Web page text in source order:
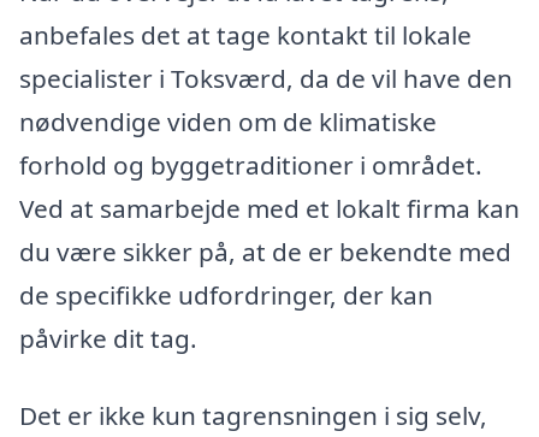
anbefales det at tage kontakt til lokale
specialister i Toksværd, da de vil have den
nødvendige viden om de klimatiske
forhold og byggetraditioner i området.
Ved at samarbejde med et lokalt firma kan
du være sikker på, at de er bekendte med
de specifikke udfordringer, der kan
påvirke dit tag.
Det er ikke kun tagrensningen i sig selv,